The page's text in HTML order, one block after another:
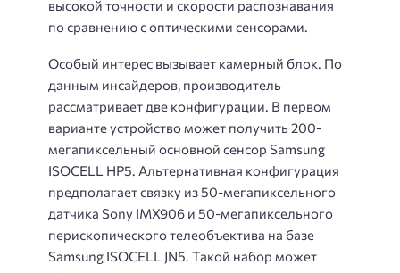
высокой точности и скорости распознавания
по сравнению с оптическими сенсорами.
Особый интерес вызывает камерный блок. По
данным инсайдеров, производитель
рассматривает две конфигурации. В первом
варианте устройство может получить 200-
мегапиксельный основной сенсор Samsung
ISOCELL HP5. Альтернативная конфигурация
предполагает связку из 50-мегапиксельного
датчика Sony IMX906 и 50-мегапиксельного
перископического телеобъектива на базе
Samsung ISOCELL JN5. Такой набор может